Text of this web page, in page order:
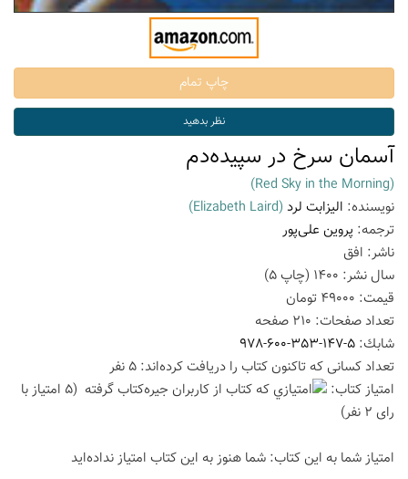
آسمان سرخ در سپیده‌دم
(Red Sky in the Morning)
نویسنده: الیزابت لرد (Elizabeth Laird)
ترجمه: پروین علی‌پور
ناشر: افق
سال نشر: 1400 (چاپ5
)
قیمت: 49000 تومان
تعداد صفحات: 210 صفحه
شابك: 978-600-353-147-5
تعداد كسانی كه تاكنون كتاب را دریافت كرده‌اند: 5 نفر
امتیاز كتاب:
(5 امتیاز با
رای 2 نفر)
امتیاز شما به این كتاب: شما هنوز به این كتاب امتیاز نداده‌اید